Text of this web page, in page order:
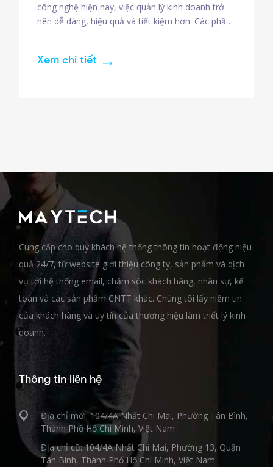
công nghệ hiện nay, việc quản lý kinh doanh trở
nên dễ dàng, hiệu quả và tiết kiệm hơn. Các phần
hàng và
Xem chi tiết
Cung cấp cho quý khách hệ thống thông tin hoạt động hiệu
quả 24/7, từ website giới thiệu công ty, sản phẩm và dịch
vụ tới hệ thống email, chăm sóc khách hàng, nhân sự, kế
toán và các sản phẩm CNTT khác. Chúng tôi lấy niềm tin
của khách hàng và uy tín của thương hiệu làm triết lý kinh
doanh.
Thông tin liên hệ
Địa chỉ mới: 104/4A Nhất Chi Mai, Phường Tân Bình,
Thành Phố Hồ Chí Minh, Việt Nam
Địa chỉ cũ: 104/4A Nhất Chi Mai, Phường 13, Quận
Tân Bình, Thành Phố Hồ Chí Minh, Việt Nam